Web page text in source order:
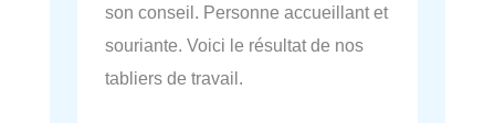
son conseil. Personne accueillant et
souriante. Voici le résultat de nos
tabliers de travail.